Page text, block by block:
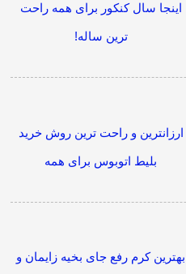
اینجا سال کنکور برای همه راحت
ترین ساله!
ارزانترین و راحت ترین روش خرید
بلیط اتوبوس برای همه
بهترین کرم رفع جای بخیه زایمان و